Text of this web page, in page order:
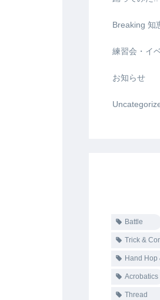
Breaking 知
練習会・イ
お知らせ
Battle
Trick &
Hand Hop
Acrobatics
Thread